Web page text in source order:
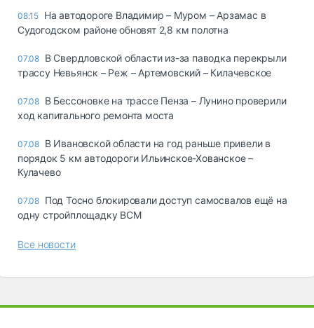
08:15 На автодороге Владимир – Муром – Арзамас в
Судогодском районе обновят 2,8 км полотна
07.08 В Свердловской области из-за паводка перекрыли
трассу Невьянск – Реж – Артемовский – Килачевское
07.08 В Бессоновке на трассе Пенза – Лунино проверили
ход капитального ремонта моста
07.08 В Ивановской области на год раньше привели в
порядок 5 км автодороги Ильинское-Хованское –
Кулачево
07.08 Под Тосно блокировали доступ самосвалов ещё на
одну стройплощадку ВСМ
Все новости